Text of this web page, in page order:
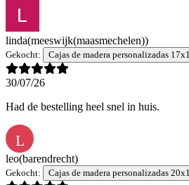
linda(meeswijk(maasmechelen))
Gekocht: Cajas de madera personalizadas
30/07/26
Had de bestelling heel snel in huis.
L
leo(barendrecht)
Gekocht: Cajas de madera personalizadas